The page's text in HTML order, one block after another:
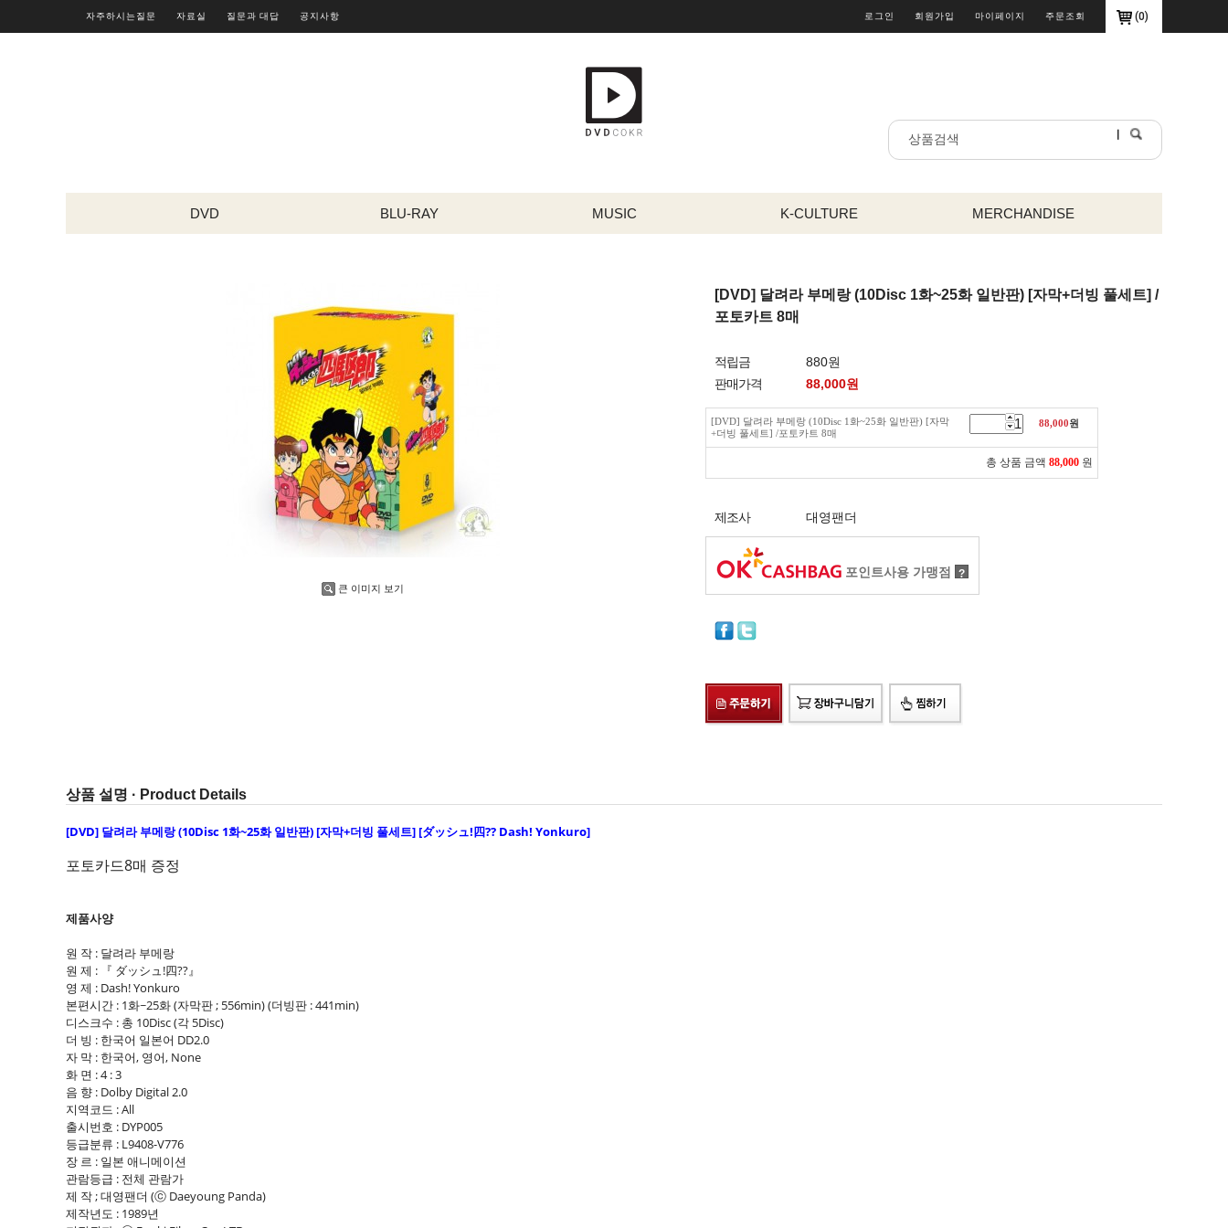
자주하시는질문 자료실 질문과 대답 공지사항 (0)
로그인 회원가입 마이페이지 주문조회
DVD BLU-RAY MUSIC K-CULTURE MERCHANDISE
큰 이미지 보기
[DVD] 달려라 부메랑 (10Disc 1화~25화 일반판) [자막+더빙 풀세트] /
포토카트 8매
적립금
880원
판매가격
88,000원
[DVD] 달려라 부메랑 (10Disc 1화~25화 일반판) [자막
+더빙 풀세트] /포토카트 8매
88,000원
총 상품 금액 88,000 원
제조사 대영팬더
포인트사용 가맹점 ?
상품 설명 · Product Details
[DVD] 달려라 부메랑 (10Disc 1화~25화 일반판) [자막+더빙 풀세트] [ダッシュ!四?? Dash! Yonkuro]
포토카드8매 증정
제품사양
원 작 : 달려라 부메랑
원 제 : 『 ダッシュ!四??』
영 제 : Dash! Yonkuro
본편시간 : 1화~25화 (자막판 ; 556min) (더빙판 : 441min)
디스크수 : 총 10Disc (각 5Disc)
더 빙 : 한국어 일본어 DD2.0
자 막 : 한국어, 영어, None
화 면 : 4 : 3
음 향 : Dolby Digital 2.0
지역코드 : All
출시번호 : DYP005
등급분류 : L9408-V776
장 르 : 일본 애니메이션
관람등급 : 전체 관람가
제 작 ; 대영팬더 (ⓒ Daeyoung Panda)
제작년도 : 1989년